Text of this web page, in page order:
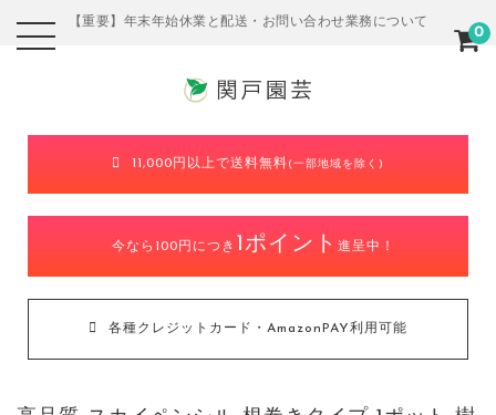
【重要】年末年始休業と配送・お問い合わせ業務について
11,000円以上で送料無料(一部地域を除く)
今なら100円につき 1ポイント 進呈中！
各種クレジットカード・AmazonPAY利用可能
0